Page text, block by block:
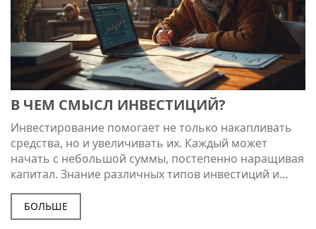
В ЧЕМ СМЫСЛ ИНВЕСТИЦИЙ?
Инвестирование помогает не только накапливать
средства, но и увеличивать их. Каждый может
начать с небольшой суммы, постепенно наращивая
капитал. Знание различных типов инвестиций и
стратегий помогает выбрать правильный подход.
Вложение средств — это не только вопрос денег, но
и тренировка терпения и планирования. Хотите
БОЛЬШЕ